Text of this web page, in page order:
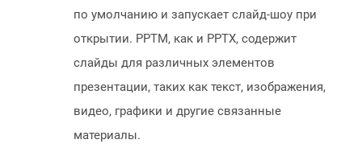
по умолчанию и запускает слайд-шоу при
открытии. PPTM, как и PPTX, содержит
слайды для различных элементов
презентации, таких как текст, изображения,
видео, графики и другие связанные
материалы.